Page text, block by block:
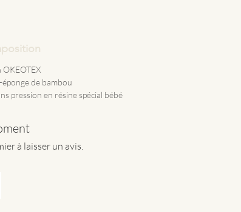
de bambou
pression en résine spécial bébé
à laisser un avis.